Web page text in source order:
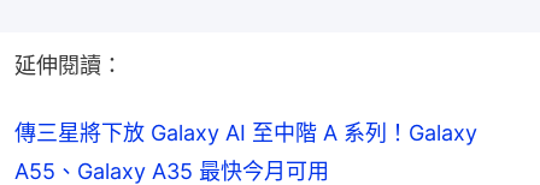
延伸閱讀：
傳三星將下放 Galaxy AI 至中階 A 系列！Galaxy
A55、Galaxy A35 最快今月可用